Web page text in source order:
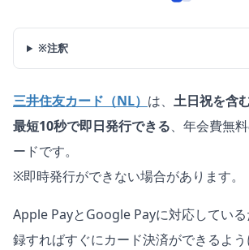
※注釈
三井住友カード（NL） は、 土日祝を含
最短10秒で即日発行できる、年会費無
ードです。
※即時発行ができない場合があります。
Apple PayとGoogle Payに対応してい
録すればすぐにカード決済ができるよう